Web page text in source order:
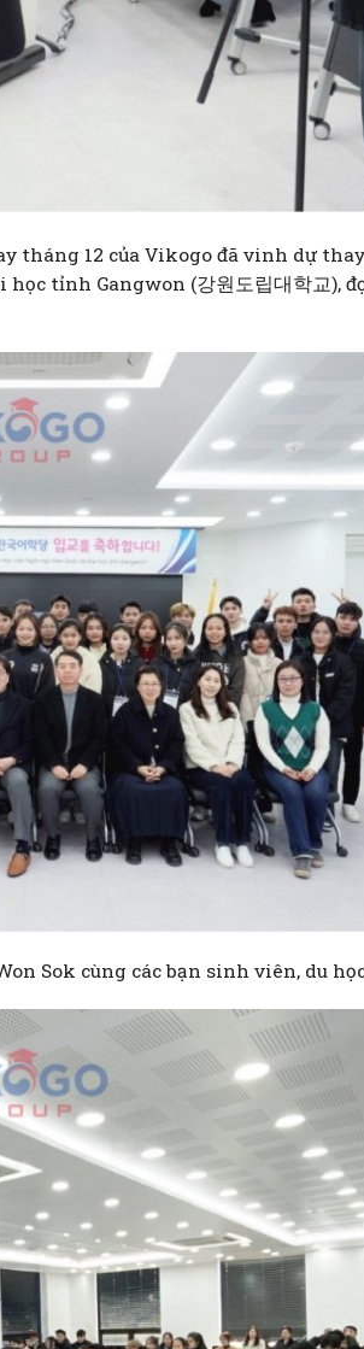
tháng 12 của Vikogo đã vinh dự
tỉnh Gangwon (강원도립대학교),
Sok cùng các bạn sinh viên, du